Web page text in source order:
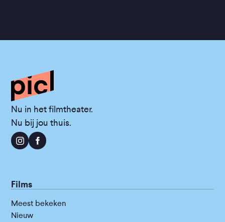
Nu in het filmtheater.
Nu bij jou thuis.
Films
Meest bekeken
Nieuw